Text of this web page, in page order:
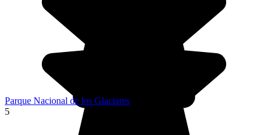
Parque Nacional de los Glaciares
5